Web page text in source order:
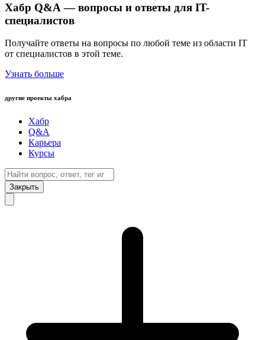
Хабр Q&A — вопросы и ответы для IT-
специалистов
Получайте ответы на вопросы по любой теме из области IT
от специалистов в этой теме.
Узнать больше
другие проекты хабра
Хабр
Q&A
Карьера
Курсы
Закрыть